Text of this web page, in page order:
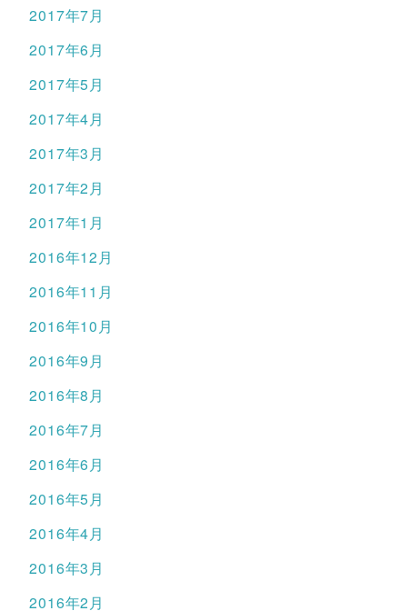
2017年7月
2017年6月
2017年5月
2017年4月
2017年3月
2017年2月
2017年1月
2016年12月
2016年11月
2016年10月
2016年9月
2016年8月
2016年7月
2016年6月
2016年5月
2016年4月
2016年3月
2016年2月